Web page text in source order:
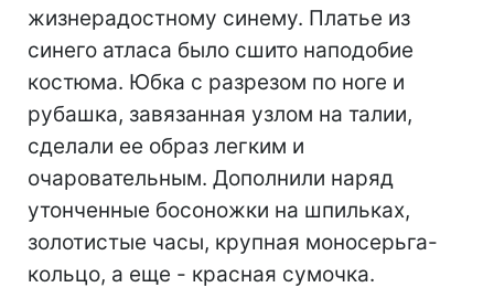
жизнерадостному синему. Платье из
синего атласа было сшито наподобие
костюма. Юбка с разрезом по ноге и
рубашка, завязанная узлом на талии,
сделали ее образ легким и
очаровательным. Дополнили наряд
утонченные босоножки на шпильках,
золотистые часы, крупная моносерьга-
кольцо, а еще - красная сумочка.